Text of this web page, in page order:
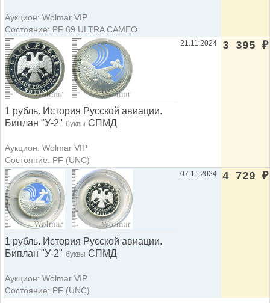
Аукцион: Wolmar VIP
Состояние: PF 69 ULTRA CAMEO
1 рубль. История Русской авиации.
Биплан "У-2" буквы СПМД
Аукцион: Wolmar VIP
Состояние: PF (UNC)
21.11.2024 3 395 ₽
1 рубль. История Русской авиации.
Биплан "У-2" буквы СПМД
Аукцион: Wolmar VIP
Состояние: PF (UNC)
07.11.2024 4 729 ₽